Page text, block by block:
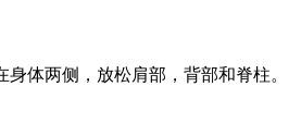
体两侧，放松肩部，背部和脊柱。